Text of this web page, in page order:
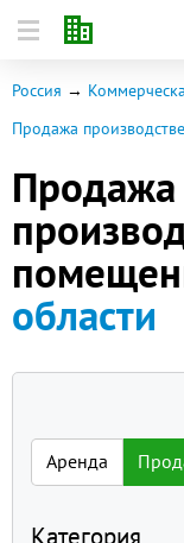
Россия
Продажа
Продажа
области
Аренда
Категория